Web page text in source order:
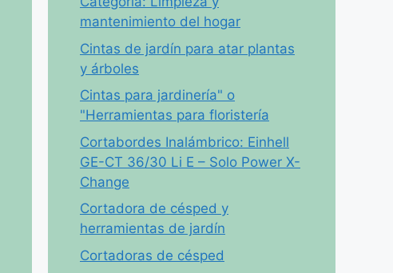
mantenimiento del hogar
Cintas de jardín para atar plantas
y árboles
Cintas para jardinería" o
"Herramientas para floristería
Cortabordes Inalámbrico: Einhell
GE-CT 36/30 Li E – Solo Power X-
Change
Cortadora de césped y
herramientas de jardín
Cortadoras de césped